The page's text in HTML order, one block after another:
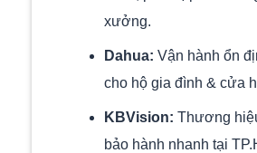
xưởng.
Dahua: Vận hành ổn
cho hộ gia đình & cửa
KBVision: Thương
bảo hành nhanh tại